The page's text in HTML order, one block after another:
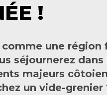
!
une
séjournerez
majeurs
un vide-